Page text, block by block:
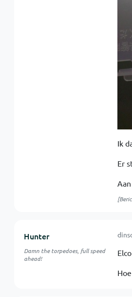
Ik
Er
Hunter
Damn the torpedoes, full speed
ahead!